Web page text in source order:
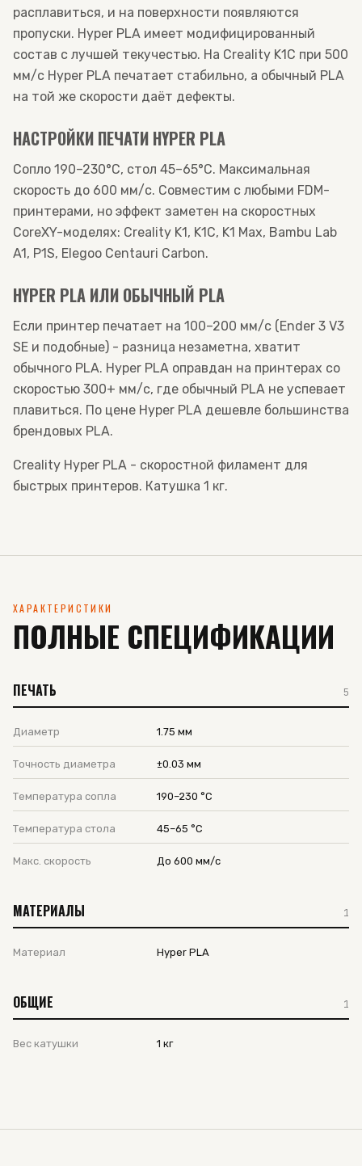
расплавиться, и на поверхности появляются
пропуски. Hyper PLA имеет модифицированный
состав с лучшей текучестью. На Creality K1C при 500
мм/с Hyper PLA печатает стабильно, а обычный PLA
на той же скорости даёт дефекты.
НАСТРОЙКИ ПЕЧАТИ HYPER PLA
Сопло 190–230°C, стол 45–65°C. Максимальная
скорость до 600 мм/с. Совместим с любыми FDM-
принтерами, но эффект заметен на скоростных
CoreXY-моделях: Creality K1, K1C, K1 Max, Bambu Lab
A1, P1S, Elegoo Centauri Carbon.
HYPER PLA ИЛИ ОБЫЧНЫЙ PLA
Если принтер печатает на 100–200 мм/с (Ender 3 V3
SE и подобные) - разница незаметна, хватит
обычного PLA. Hyper PLA оправдан на принтерах со
скоростью 300+ мм/с, где обычный PLA не успевает
плавиться. По цене Hyper PLA дешевле большинства
брендовых PLA.
Creality Hyper PLA - скоростной филамент для
быстрых принтеров. Катушка 1 кг.
ХАРАКТЕРИСТИКИ
ПОЛНЫЕ СПЕЦИФИКАЦИИ
ПЕЧАТЬ 5
Диаметр 1.75 мм
Точность диаметра ±0.03 мм
Температура сопла 190–230 °C
Температура стола 45–65 °C
Макс. скорость До 600 мм/с
МАТЕРИАЛЫ 1
Материал Hyper PLA
ОБЩИЕ 1
Вес катушки 1 кг